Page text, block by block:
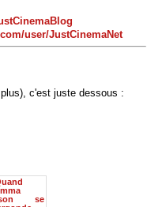
user/JustCinemaNet
c'est juste dessous :